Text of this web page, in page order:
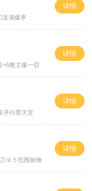
送满爆率
详情
+6教主爆一切
详情
开白票天堂
详情
９５范围捡物
详情